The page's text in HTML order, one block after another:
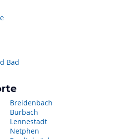
Bad
Breidenbach
Burbach
Lennestadt
Netphen